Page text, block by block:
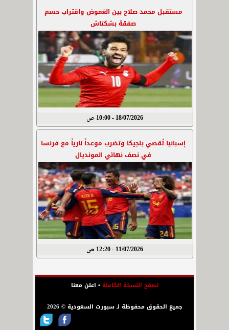
مستقبل محمد صلاح بين الغموض واقتراب حسم
صفقة بشكتاش
18/07/2026 - 10:00 ص
إسبانيا تُقصي بلجيكا وتضرب موعداً نارياً مع فرنسا
في نصف نهائي المونديال
11/07/2026 - 12:20 ص
تصفح النسخة الكاملة• اعلن معنا
جميع الحقوق محفوظة لـ سبورت السعودية © 2026